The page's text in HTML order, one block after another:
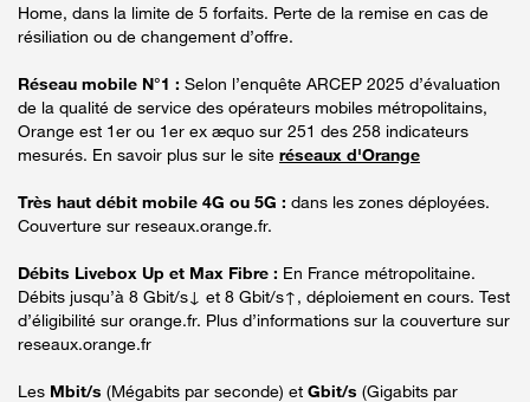
Home, dans la limite de 5 forfaits. Perte de la remise en cas de
résiliation ou de changement d’offre.
Réseau mobile N°1 : Selon l’enquête ARCEP 2025 d’évaluation
de la qualité de service des opérateurs mobiles métropolitains,
Orange est 1er ou 1er ex æquo sur 251 des 258 indicateurs
mesurés. En savoir plus sur le site réseaux d'Orange
Très haut débit mobile 4G ou 5G : dans les zones déployées.
Couverture sur reseaux.orange.fr.
Débits Livebox Up et Max Fibre : En France métropolitaine.
Débits jusqu’à 8 Gbit/s↓ et 8 Gbit/s↑, déploiement en cours. Test
d’éligibilité sur orange.fr. Plus d’informations sur la couverture sur
reseaux.orange.fr
Les Mbit/s (Mégabits par seconde) et Gbit/s (Gigabits par